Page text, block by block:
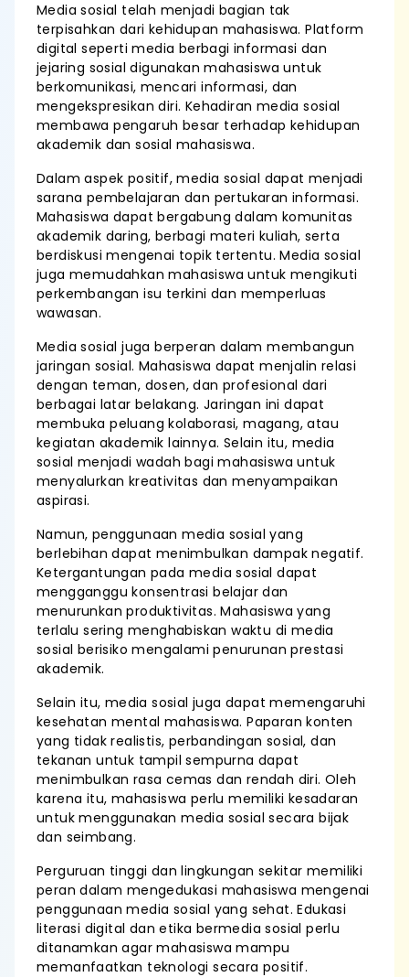
Media sosial telah menjadi bagian tak
terpisahkan dari kehidupan mahasiswa. Platform
digital seperti media berbagi informasi dan
jejaring sosial digunakan mahasiswa untuk
berkomunikasi, mencari informasi, dan
mengekspresikan diri. Kehadiran media sosial
membawa pengaruh besar terhadap kehidupan
akademik dan sosial mahasiswa.
Dalam aspek positif, media sosial dapat menjadi
sarana pembelajaran dan pertukaran informasi.
Mahasiswa dapat bergabung dalam komunitas
akademik daring, berbagi materi kuliah, serta
berdiskusi mengenai topik tertentu. Media sosial
juga memudahkan mahasiswa untuk mengikuti
perkembangan isu terkini dan memperluas
wawasan.
Media sosial juga berperan dalam membangun
jaringan sosial. Mahasiswa dapat menjalin relasi
dengan teman, dosen, dan profesional dari
berbagai latar belakang. Jaringan ini dapat
membuka peluang kolaborasi, magang, atau
kegiatan akademik lainnya. Selain itu, media
sosial menjadi wadah bagi mahasiswa untuk
menyalurkan kreativitas dan menyampaikan
aspirasi.
Namun, penggunaan media sosial yang
berlebihan dapat menimbulkan dampak negatif.
Ketergantungan pada media sosial dapat
mengganggu konsentrasi belajar dan
menurunkan produktivitas. Mahasiswa yang
terlalu sering menghabiskan waktu di media
sosial berisiko mengalami penurunan prestasi
akademik.
Selain itu, media sosial juga dapat memengaruhi
kesehatan mental mahasiswa. Paparan konten
yang tidak realistis, perbandingan sosial, dan
tekanan untuk tampil sempurna dapat
menimbulkan rasa cemas dan rendah diri. Oleh
karena itu, mahasiswa perlu memiliki kesadaran
untuk menggunakan media sosial secara bijak
dan seimbang.
Perguruan tinggi dan lingkungan sekitar memiliki
peran dalam mengedukasi mahasiswa mengenai
penggunaan media sosial yang sehat. Edukasi
literasi digital dan etika bermedia sosial perlu
ditanamkan agar mahasiswa mampu
memanfaatkan teknologi secara positif.